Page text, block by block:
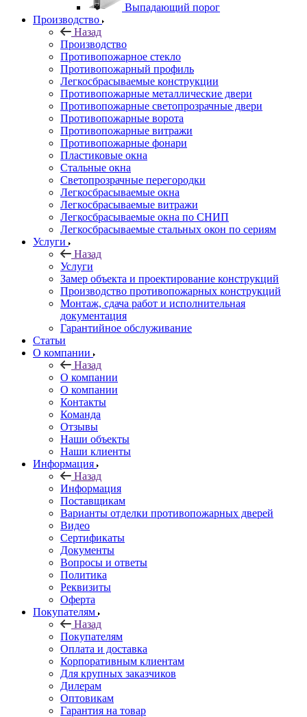
Выпадающий порог
Производство
Назад
Производство
Противопожарное стекло
Противопожарный профиль
Легкосбрасываемые конструкции
Противопожарные металлические двери
Противопожарные светопрозрачные двери
Противопожарные ворота
Противопожарные витражи
Противопожарные фонари
Пластиковые окна
Стальные окна
Светопрозрачные перегородки
Легкосбрасываемые окна
Легкосбрасываемые витражи
Легкосбрасываемые окна по СНИП
Легкосбрасываемые стальных окон по сериям
Услуги
Назад
Услуги
Замер объекта и проектирование конструкций
Производство противопожарных конструкций
Монтаж, сдача работ и исполнительная
документация
Гарантийное обслуживание
Статьи
О компании
Назад
О компании
О компании
Контакты
Команда
Отзывы
Наши объекты
Наши клиенты
Информация
Назад
Информация
Поставщикам
Варианты отделки противопожарных дверей
Видео
Сертификаты
Документы
Вопросы и ответы
Политика
Реквизиты
Оферта
Покупателям
Назад
Покупателям
Оплата и доставка
Корпоративным клиентам
Для крупных заказчиков
Дилерам
Оптовикам
Гарантия на товар